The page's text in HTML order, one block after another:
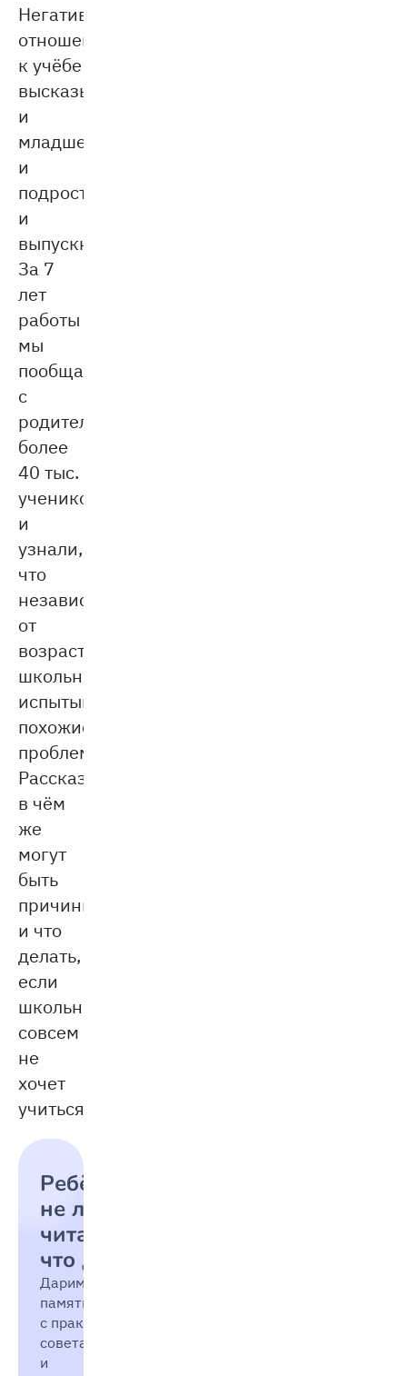
Негативное
отношение
к учёбе
высказывают
и
младшеклассники,
и
подростки,
и
выпускники.
За 7
лет
работы
мы
пообщались
с
родителями
более
40 тыс.
учеников
и
узнали,
что
независимо
от
возраста
школьники
испытывают
похожие
проблемы.
Рассказываем,
в чём
же
могут
быть
причины
и что
делать,
если
школьник
совсем
не
хочет
учиться.
Ребёнок
не любит
читать:
что делать
Дарим
памятку
с практическими
советами
и